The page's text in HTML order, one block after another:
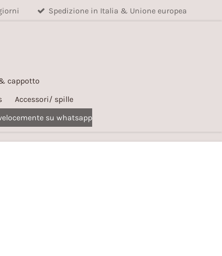
Spedizione in Italia & Unione europea
cappotto
Accessori/ spille
su whatsapp